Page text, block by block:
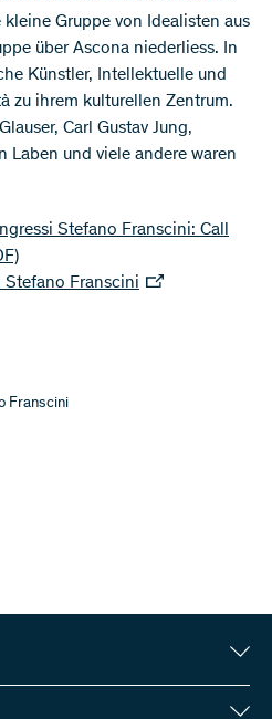
Gruppe von Idealisten aus
über Ascona niederliess. In
Künstler, Intellektuelle und
zu ihrem kulturellen Zentrum.
Carl Gustav Jung,
Laben und viele andere waren
Stefano Franscini: Call
Stefano Franscini
Franscini